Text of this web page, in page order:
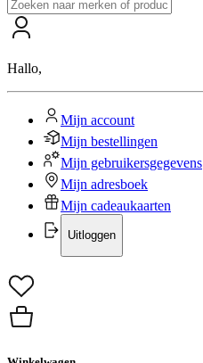
Hallo,
Mijn account
Mijn bestellingen
Mijn gebruikersgegevens
Mijn adresboek
Mijn cadeaukaarten
Uitloggen